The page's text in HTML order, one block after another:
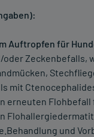
Auftropfen für
mit
erneuten Flohbefall
und